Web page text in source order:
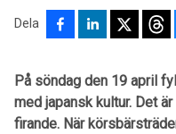
Dela
På söndag den 19 april
med japansk kultur. Det
firande. När